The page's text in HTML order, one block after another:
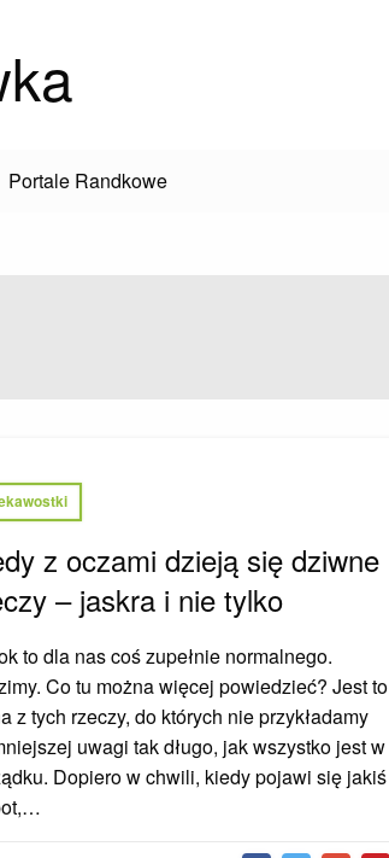
Portale Randkowe
z oczami dzieją się dziwne
– jaskra i nie tylko
to dla nas coś zupełnie normalnego.
Co tu można więcej powiedzieć? Jest to
z tych rzeczy, do których nie przykładamy
uwagi tak długo, jak wszystko jest w
Dopiero w chwili, kiedy pojawi się jakiś